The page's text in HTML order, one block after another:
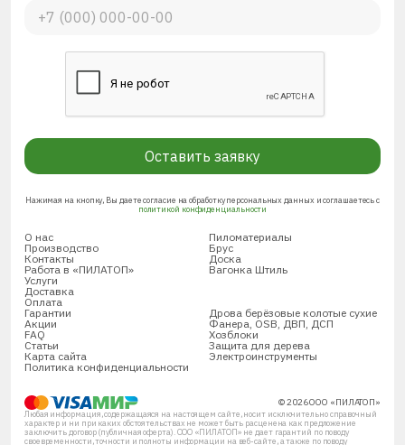
Оставить заявку
Нажимая на кнопку, Вы даете согласие на обработку персональных данных и соглашаетесь с
политикой конфиденциальности
О нас
Производство
Контакты
Работа в «ПИЛАТОП»
Услуги
Доставка
Оплата
Гарантии
Акции
FAQ
Статьи
Карта сайта
Политика конфиденциальности
Пиломатериалы
Брус
Доска
Вагонка Штиль
Дрова берёзовые колотые сухие
Фанера, OSB, ДВП, ДСП
Хозблоки
Защита для дерева
Электроинструменты
© 2026 ООО «ПИЛАТОП»
Любая информация, содержащаяся на настоящем сайте, носит исключительно справочный
характер и ни при каких обстоятельствах не может быть расценена как предложение
заключить договор (публичная оферта). ООО «ПИЛАТОП» не дает гарантий по поводу
своевременности, точности и полноты информации на веб-сайте, а также по поводу